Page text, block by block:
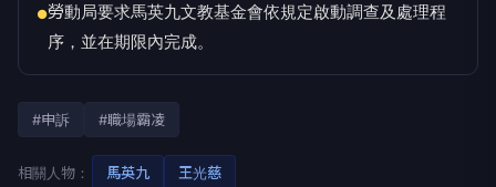
●勞動局要求馬英九文教基金會依規定啟動調查及處理程
序，並在期限內完成。
#申訴 #職場霸凌
相關人物： 馬英九 王光慈